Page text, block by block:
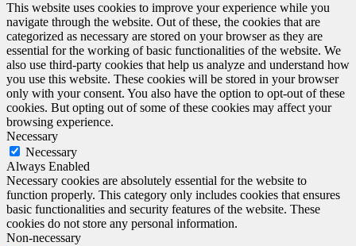
This website uses cookies to improve your experience while you
navigate through the website. Out of these, the cookies that are
categorized as necessary are stored on your browser as they are
essential for the working of basic functionalities of the website. We
also use third-party cookies that help us analyze and understand how
you use this website. These cookies will be stored in your browser
only with your consent. You also have the option to opt-out of these
cookies. But opting out of some of these cookies may affect your
browsing experience.
Necessary
Necessary
Always Enabled
Necessary cookies are absolutely essential for the website to
function properly. This category only includes cookies that ensures
basic functionalities and security features of the website. These
cookies do not store any personal information.
Non-necessary